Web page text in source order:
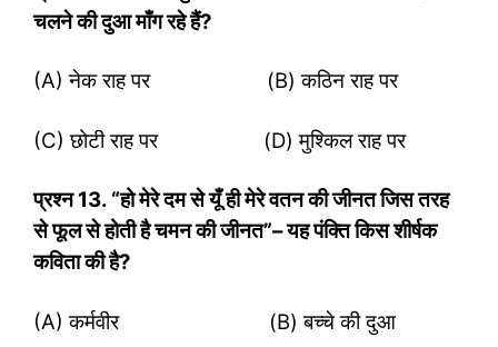
चलने की दुआ माँग रहे हैं?
(A) नेक राह पर (B) कठिन राह पर
(C) छोटी राह पर (D) मुश्किल राह पर
प्रश्‍न13. “हो मेरे दम से यूँ ही मेरे वतन की जीनत जिस तरह
से फूल से होती है चमन की जीनत”– यह पंक्ति किस शीर्षक
कविता की है?
(A) कर्मवीर (B) बच्चे की दुआ